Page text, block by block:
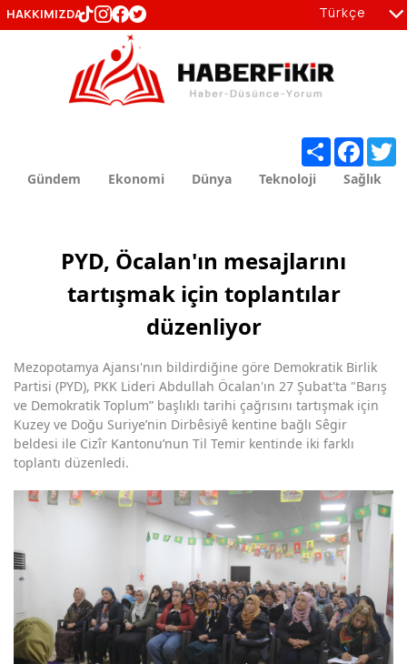
Gündem Ekonomi Dünya Teknoloji Sağlık
PYD, Öcalan'ın mesajlarını
tartışmak için toplantılar
düzenliyor
Mezopotamya Ajansı'nın bildirdiğine göre Demokratik Birlik
Partisi (PYD), PKK Lideri Abdullah Öcalan'ın 27 Şubat'ta "Barış
ve Demokratik Toplum” başlıklı tarihi çağrısını tartışmak için
Kuzey ve Doğu Suriye’nin Dirbêsiyê kentine bağlı Sêgir
beldesi ile Cizîr Kantonu’nun Til Temir kentinde iki farklı
toplantı düzenledi.
Share
Türkçe
en
HAKKIMIZDA